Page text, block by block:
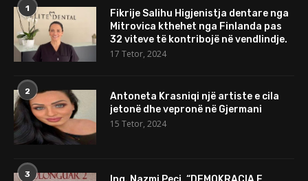
1
Fikrije Salihu Higjenistja dentare nga
Mitrovica kthehet nga Finlanda pas
32 viteve të kontribojë në vendlindje.
17 Tetor, 2024
2
Antoneta Krasniqi një artiste e cila
jetonë dhe vepronë në Gjermani
15 Tetor, 2024
3